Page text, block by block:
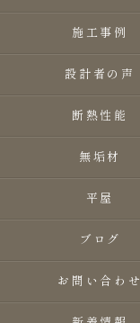
施工事例
設計者の声
断熱性能
無垢材
平屋
ブログ
お問い合わせ